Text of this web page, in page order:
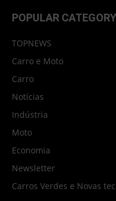
POPULAR CATEGORY
TOPNEWS
Carro e Moto
Carro
Notícias
Indústria
Moto
Economia
Newsletter
Carros Verdes e Novas